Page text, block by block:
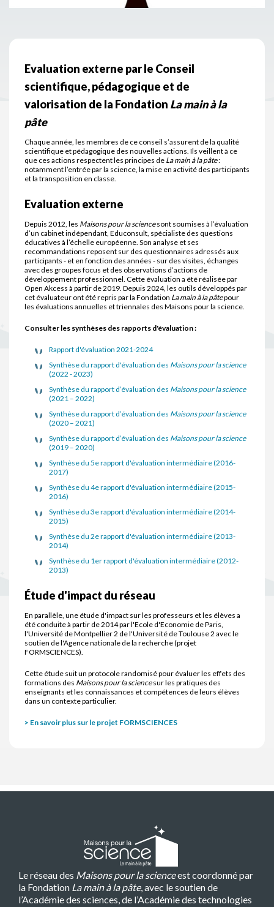
Evaluation externe par le Conseil
scientifique, pédagogique et de
valorisation de la Fondation La main à la
pâte
Chaque année, les membres de ce conseil s’assurent de la qualité
scientifique et pédagogique des nouvelles actions. Ils veillent à ce
que ces actions respectent les principes de La main à la pâte:
notamment l’entrée par la science, la mise en activité des participants
et la transposition en classe.
Evaluation externe
Depuis 2012, les Maisons pour la sciencesont soumises à l’évaluation
d’un cabinet indépendant, Educonsult, spécialiste des questions
éducatives à l’échelle européenne. Son analyse et ses
recommandations reposent sur des questionnaires adressés aux
participants - et en fonction des années - sur des visites, échanges
avec des groupes focus et des observations d’actions de
développement professionnel. Cette évaluation a été réalisée par
Open Akcess à partir de 2019. Depuis 2024, les outils développés par
cet évaluateur ont été repris par la Fondation La main à la pâtepour
les évaluations annuelles et triennales des Maisons pour la science.
Consulter les synthèses des rapports d'évaluation :
Rapport d'évaluation 2021-2024
Synthèse du rapport d'évaluation des Maisons pour la science
(2022 - 2023)
Synthèse du rapport d’évaluation des Maisons pour la science
(2021 – 2022)
Synthèse du rapport d’évaluation des Maisons pour la science
(2020 – 2021)
Synthèse du rapport d’évaluation des Maisons pour la science
(2019 – 2020)
Synthèse du 5e rapport d'évaluation intermédiaire (2016-
2017)
Synthèse du 4e rapport d'évaluation intermédiaire (2015-
2016)
Synthèse du 3e rapport d'évaluation intermédiaire (2014-
2015)
Synthèse du 2e rapport d'évaluation intermédiaire (2013-
2014)
Synthèse du 1er rapport d'évaluation intermédiaire (2012-
2013)
Étude d'impact du réseau
En parallèle, une étude d'impact sur les professeurs et les élèves a
été conduite à partir de 2014 par l'Ecole d'Economie de Paris,
l'Université de Montpellier 2 de l'Université de Toulouse 2 avec le
soutien de l'Agence nationale de la recherche (projet
FORMSCIENCES).
Cette étude suit un protocole randomisé pour évaluer les effets des
formations des Maisons pour la sciencesur les pratiques des
enseignants et les connaissances et compétences de leurs élèves
dans un contexte particulier.
> En savoir plus sur le projet FORMSCIENCES
Le réseau des Maisons pour la scienceest coordonné par
la Fondation La main à la pâte, avec le soutien de
l’Académie des sciences, de l’Académie des technologies